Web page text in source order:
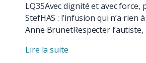
LQ35Avec dignité et avec force,
StefHAS : l’infusion qui n’a rien
Anne BrunetRespecter
Lire la suite